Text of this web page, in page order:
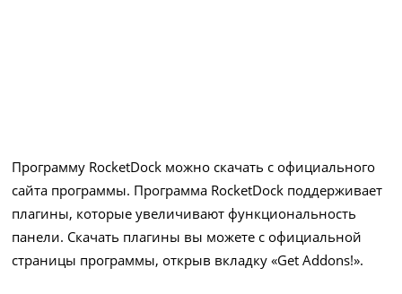
Программу RocketDock можно скачать с официального
сайта программы. Программа RocketDock поддерживает
плагины, которые увеличивают функциональность
панели. Скачать плагины вы можете с официальной
страницы программы, открыв вкладку «Get Addons!».